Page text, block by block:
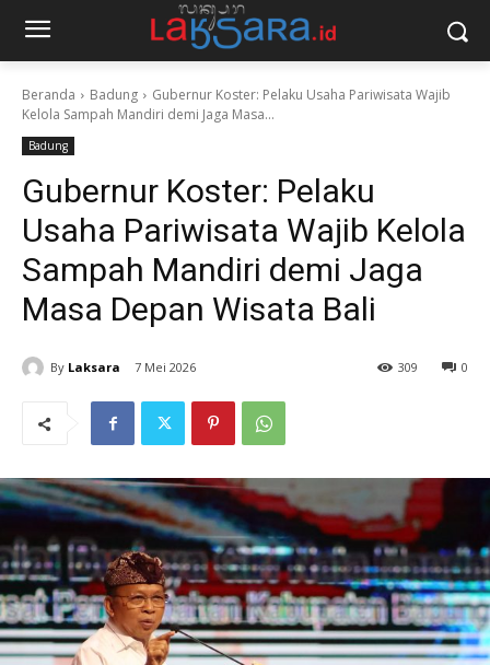
Beranda Badung
Gubernur Koster: Pelaku Usaha Pariwisata Wajib
Kelola Sampah Mandiri demi Jaga Masa...
Badung
Gubernur Koster: Pelaku
Usaha Pariwisata Wajib Kelola
Sampah Mandiri demi Jaga
Masa Depan Wisata Bali
By Laksara 7 Mei 2026 0
309